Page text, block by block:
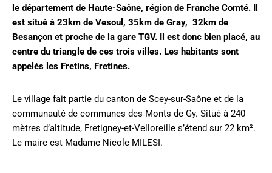
le département de Haute-Saône, région de Franche Comté. Il
est situé à 23km de Vesoul, 35km de Gray, 32km de
Besançon et proche de la gare TGV. Il est donc bien placé, au
centre du triangle de ces trois villes. Les habitants sont
appelés les Fretins, Fretines.
Le village fait partie du canton de Scey-sur-Saône et de la
communauté de communes des Monts de Gy. Situé à 240
mètres d’altitude, Fretigney-et-Velloreille s’étend sur 22 km².
Le maire est Madame Nicole MILESI.